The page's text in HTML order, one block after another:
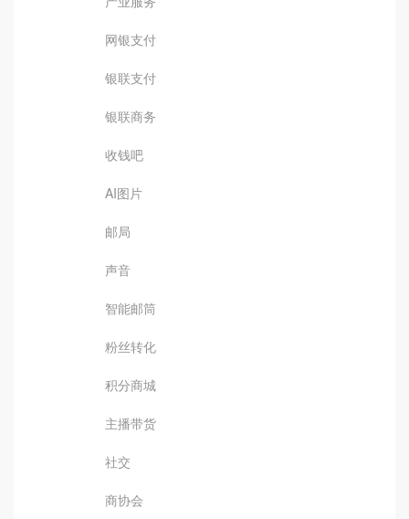
网银支付
银联支付
银联商务
收钱吧
AI图片
邮局
声音
智能邮筒
粉丝转化
积分商城
主播带货
社交
商协会